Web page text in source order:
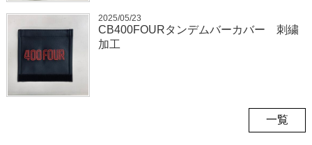
2025/05/23
CB400FOURタンデムバーカバー 刺繍
加工
一覧